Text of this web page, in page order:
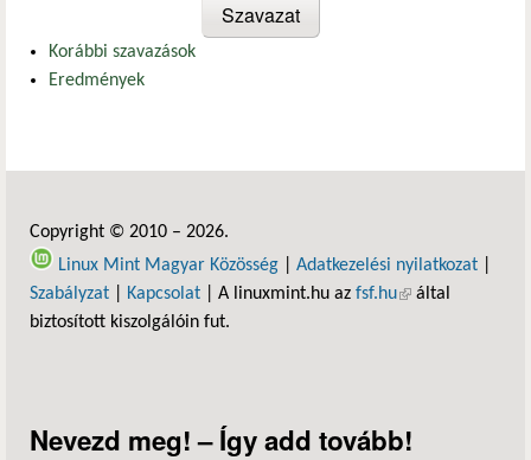
Korábbi szavazások
Eredmények
Copyright © 2010 – 2026.
Linux Mint Magyar Közösség
Adatkezelési nyilatkozat
Szabályzat
Kapcsolat | A linuxmint.hu az fsf.hu(külső hivatkozás)
által
biztosított kiszolgálóin fut.
Nevezd meg! – Így add tovább!